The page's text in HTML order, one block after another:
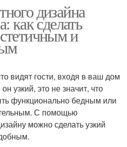
дизайна
как сделать
и
видят гости, входя в ваш дом
узкий, это не значит, что
функционально бедным или
С помощью
можно сделать узкий